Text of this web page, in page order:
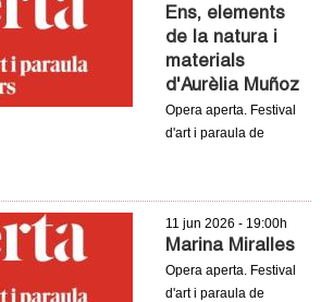
Ens, elements
de la natura i
materials
d'Aurèlia Muñoz
Opera aperta. Festival
d'art i paraula de
11 jun 2026 - 19:00h
Marina Miralles
Opera aperta. Festival
d'art i paraula de